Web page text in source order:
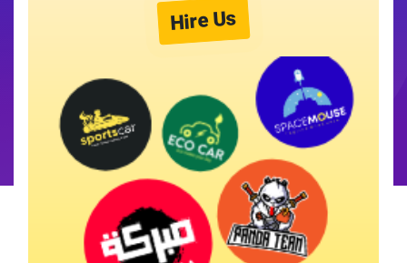
Hire Us